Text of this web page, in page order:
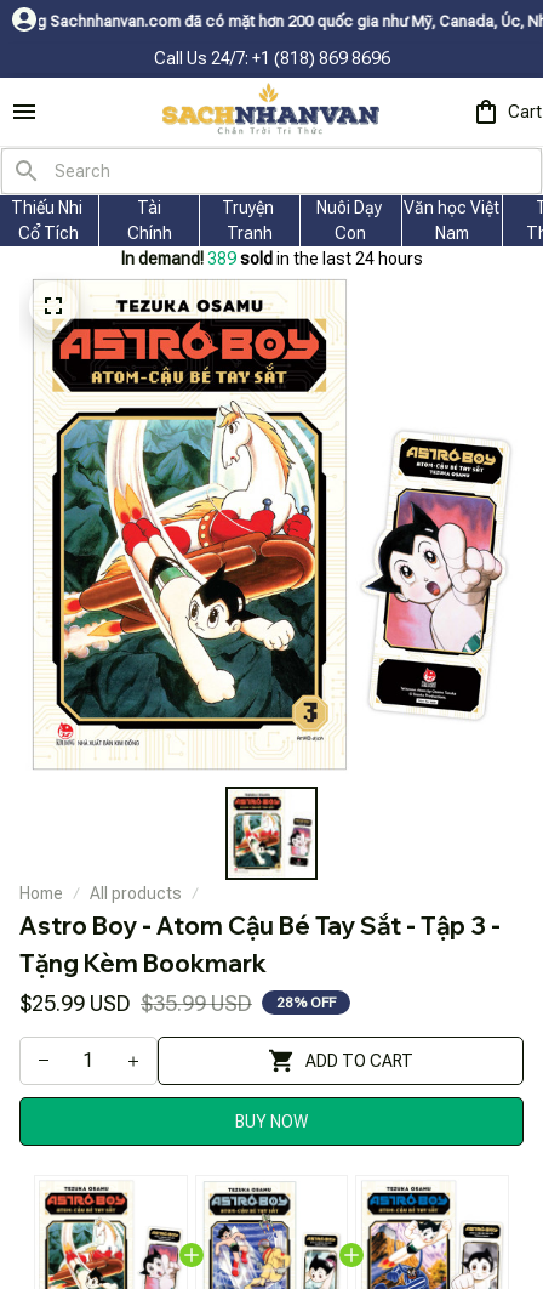
đã có mặt hơn 200 quốc gia như Mỹ, Canada, Úc, Nhật, Hàn, và các
Call Us 24/7: +1 (818) 869 8696
Cart
Thiếu Nhi
Cổ Tích
Tài
Chính
Truyện
Tranh
Nuôi Dạy
Con
Văn học Việt
Nam
In demand! 389 sold in the last 24 hours
Home All products
Astro Boy - Atom Cậu Bé Tay Sắt - Tập 3 -
Tặng Kèm Bookmark
$25.99 USD $35.99 USD 28% OFF
ADD TO CART
BUY NOW